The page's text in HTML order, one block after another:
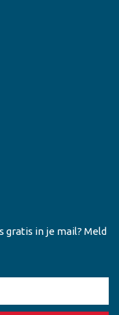
gratis in je mail? Meld